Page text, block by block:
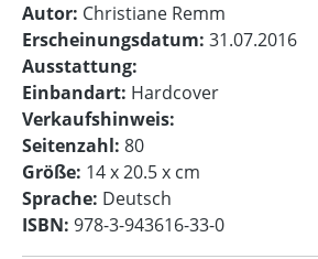
Autor: Christiane Remm
Erscheinungsdatum: 31.07.2016
Ausstattung:
Einbandart: Hardcover
Verkaufshinweis:
Seitenzahl: 80
Größe: 14 x 20.5 x cm
Sprache: Deutsch
ISBN: 978-3-943616-33-0